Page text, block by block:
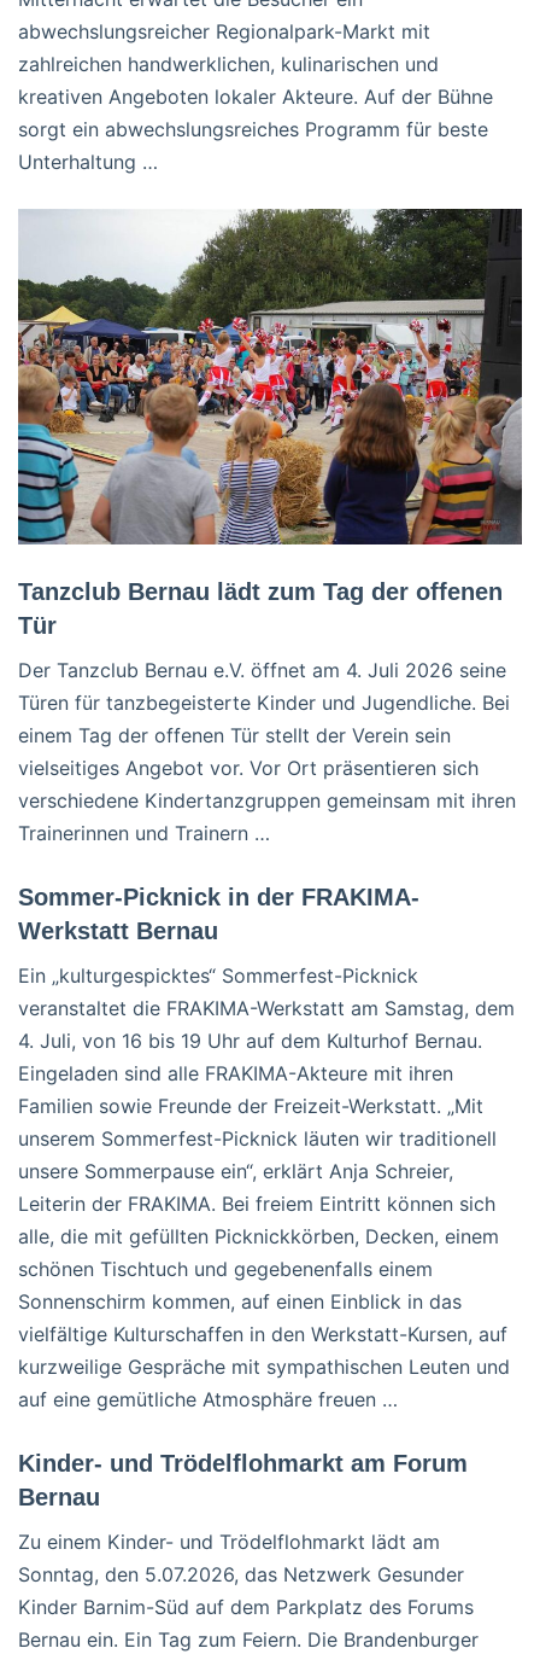
abwechslungsreicher Regionalpark-Markt mit
zahlreichen handwerklichen, kulinarischen und
kreativen Angeboten lokaler Akteure. Auf der Bühne
sorgt ein abwechslungsreiches Programm für beste
Unterhaltung …
Tanzclub Bernau lädt zum Tag der offenen
Tür
Der Tanzclub Bernau e.V. öffnet am 4. Juli 2026 seine
Türen für tanzbegeisterte Kinder und Jugendliche. Bei
einem Tag der offenen Tür stellt der Verein sein
vielseitiges Angebot vor. Vor Ort präsentieren sich
verschiedene Kindertanzgruppen gemeinsam mit ihren
Trainerinnen und Trainern …
Sommer-Picknick in der FRAKIMA-
Werkstatt Bernau
Ein „kulturgespicktes“ Sommerfest-Picknick
veranstaltet die FRAKIMA-Werkstatt am Samstag, dem
4. Juli, von 16 bis 19 Uhr auf dem Kulturhof Bernau.
Eingeladen sind alle FRAKIMA-Akteure mit ihren
Familien sowie Freunde der Freizeit-Werkstatt. „Mit
unserem Sommerfest-Picknick läuten wir traditionell
unsere Sommerpause ein“, erklärt Anja Schreier,
Leiterin der FRAKIMA. Bei freiem Eintritt können sich
alle, die mit gefüllten Picknickkörben, Decken, einem
schönen Tischtuch und gegebenenfalls einem
Sonnenschirm kommen, auf einen Einblick in das
vielfältige Kulturschaffen in den Werkstatt-Kursen, auf
kurzweilige Gespräche mit sympathischen Leuten und
auf eine gemütliche Atmosphäre freuen …
Kinder- und Trödelflohmarkt am Forum
Bernau
Zu einem Kinder- und Trödelflohmarkt lädt am
Sonntag, den 5.07.2026, das Netzwerk Gesunder
Kinder Barnim-Süd auf dem Parkplatz des Forums
Bernau ein. Ein Tag zum Feiern. Die Brandenburger